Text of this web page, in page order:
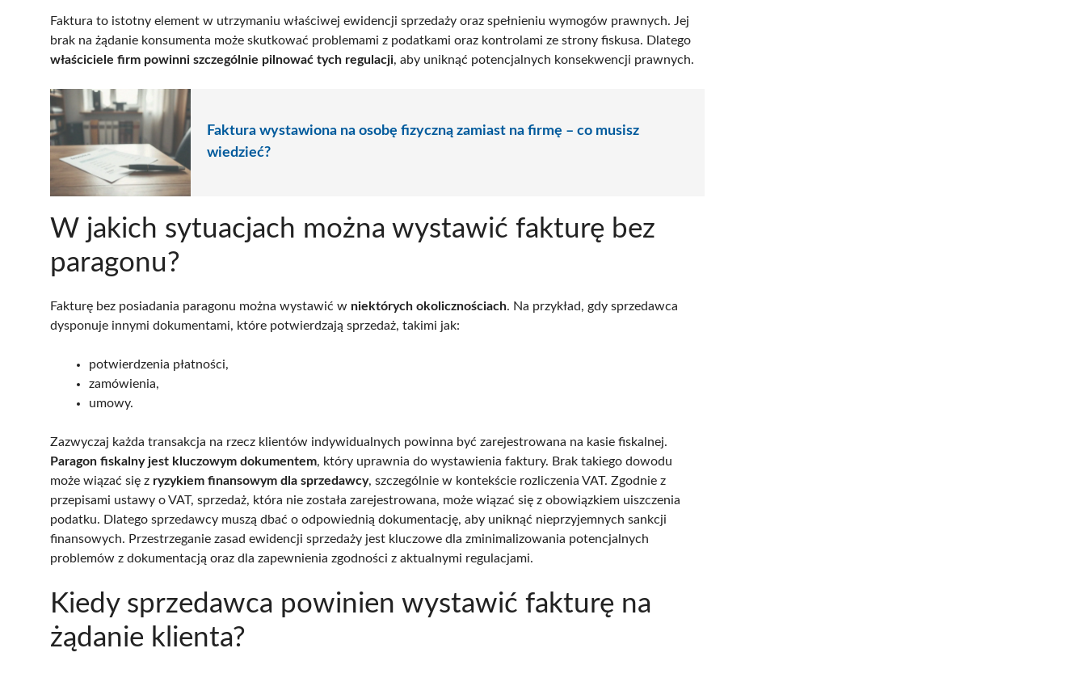
Faktura to istotny element w utrzymaniu właściwej ewidencji sprzedaży oraz spełnieniu wymogów prawnych. Jej
brak na żądanie konsumenta może skutkować problemami z podatkami oraz kontrolami ze strony fiskusa. Dlatego
właściciele firm powinni szczególnie pilnować tych regulacji, aby uniknąć potencjalnych konsekwencji prawnych.
Faktura wystawiona na osobę fizyczną zamiast na firmę – co musisz
wiedzieć?
W jakich sytuacjach można wystawić fakturę bez
paragonu?
Fakturę bez posiadania paragonu można wystawić w niektórych okolicznościach. Na przykład, gdy sprzedawca
dysponuje innymi dokumentami, które potwierdzają sprzedaż, takimi jak:
potwierdzenia płatności,
zamówienia,
umowy.
Zazwyczaj każda transakcja na rzecz klientów indywidualnych powinna być zarejestrowana na kasie fiskalnej.
Paragon fiskalny jest kluczowym dokumentem, który uprawnia do wystawienia faktury. Brak takiego dowodu
może wiązać się z ryzykiem finansowym dla sprzedawcy, szczególnie w kontekście rozliczenia VAT. Zgodnie z
przepisami ustawy o VAT, sprzedaż, która nie została zarejestrowana, może wiązać się z obowiązkiem uiszczenia
podatku. Dlatego sprzedawcy muszą dbać o odpowiednią dokumentację, aby uniknąć nieprzyjemnych sankcji
finansowych. Przestrzeganie zasad ewidencji sprzedaży jest kluczowe dla zminimalizowania potencjalnych
problemów z dokumentacją oraz dla zapewnienia zgodności z aktualnymi regulacjami.
Kiedy sprzedawca powinien wystawić fakturę na
żądanie klienta?